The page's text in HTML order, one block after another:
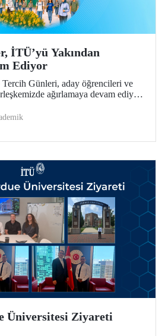
İTÜ’yü Yakından
Ediyor
Tercih Günleri, aday öğrencileri ve
ağırlamaya devam ediyor.
adaylara bilgi vermeye devam
Üniversitesi Ziyareti